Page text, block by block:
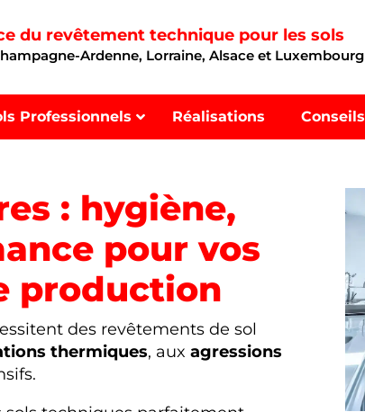
du revêtement technique pour les sols
Ardenne, Lorraine, Alsace et Luxembourg
Professionnels Réalisations Conseils
: hygiène,
pour vos
production
des revêtements de sol
thermiques, auxagressions